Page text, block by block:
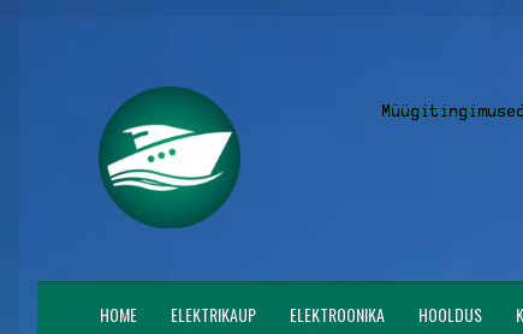
Liigu
navigeerimisele
Liigu
sisu
juurde
Müügitingimused
HOME ELEKTRIKAUP ELEKTROONIKA HOOLDUS